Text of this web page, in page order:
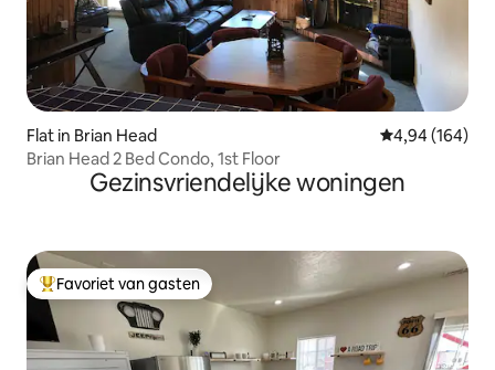
Flat in Brian Head Gemiddelde
4,94 (164)
Brian Head 2 Bed Condo, 1st Floor
Gezinsvriendelijke woningen
Topfavoriet van gasten
Favoriet van gasten